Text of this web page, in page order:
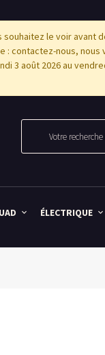
souhaitez le voir
: contactez-nous,
3 août 2026 au
ÉLECTRIQUE